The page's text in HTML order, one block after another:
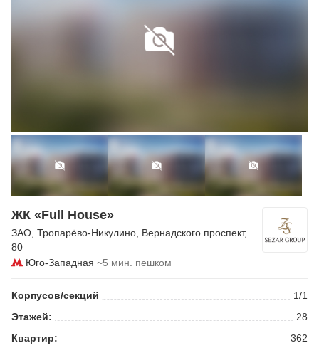
ЖК «Full House»
ЗАО, Тропарёво-Никулино, Вернадского проспект,
80
Юго-Западная ~5 мин. пешком
Корпусов/секций
1/1
Этажей:
28
Квартир:
362